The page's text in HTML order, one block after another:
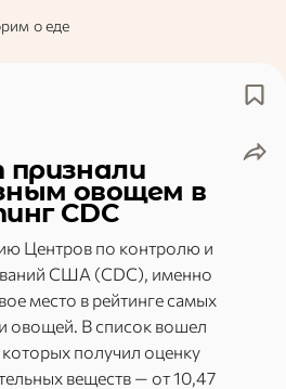
о еде
признали
овощем в
CDC
Центров по контролю и
США (CDC), именно
место в рейтинге самых
овощей. В список вошел
получил оценку
веществ — от 10,47